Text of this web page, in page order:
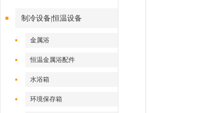
制冷设备|恒温设备
金属浴
恒温金属浴配件
水浴箱
环境保存箱